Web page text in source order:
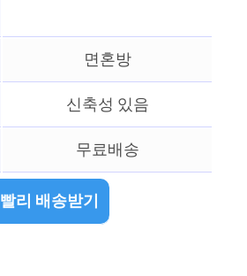
면혼방
신축성 있음
무료배송
빨리 배송받기